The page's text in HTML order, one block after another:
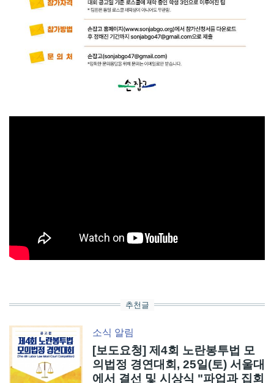
추천글
소식 알림
[보도요청] 제4회 노란봉투법 모
의법정 경연대회, 25일(토) 서울대
에서 결선 및 시상식 "파업과 집회